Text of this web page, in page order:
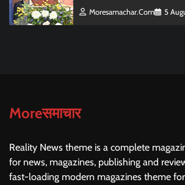
Moresamachar.com 5
Moreसमाचार
Reality News theme is a complete
for news, magazines, publishing and
fast-loading modern magazines theme